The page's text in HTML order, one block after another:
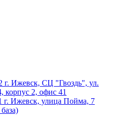
г. Ижевск, СЦ "Гвоздь", ул.
корпус 2, офис 41
г. Ижевск, улица Пойма, 7